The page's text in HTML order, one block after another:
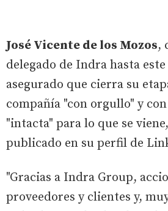
José Vicente de los Mozos,
delegado de Indra hasta
asegurado que cierra su
compañía "con orgullo" y
"intacta" para lo que se
publicado en su perfil de
"Gracias a Indra Group,
proveedores y clientes y,